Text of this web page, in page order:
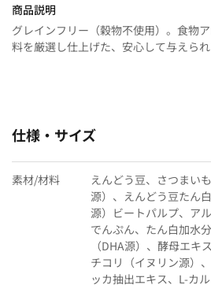
商品説明
グレインフリー（穀物不使用）。食物
料を厳選し仕上げた、安心して与えられ
仕様・サイズ
素材/材料
えんどう豆、さつまい
源）、えんどう豆たん
源）ビートパルプ、ア
でんぷん、たん白加水
（DHA源）、酵母エキ
チコリ（イヌリン源）
ッカ抽出エキス、L-カ